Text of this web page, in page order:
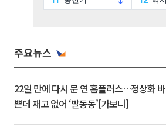
주요뉴스
22일 만에 다시 문 연 홈플러스…정상화 바
쁜데 재고 없어 ‘발동동’[가보니]